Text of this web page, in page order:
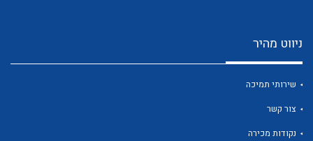
ניווט מהיר
שירותי תמיכה
צור קשר
נקודות מכירה